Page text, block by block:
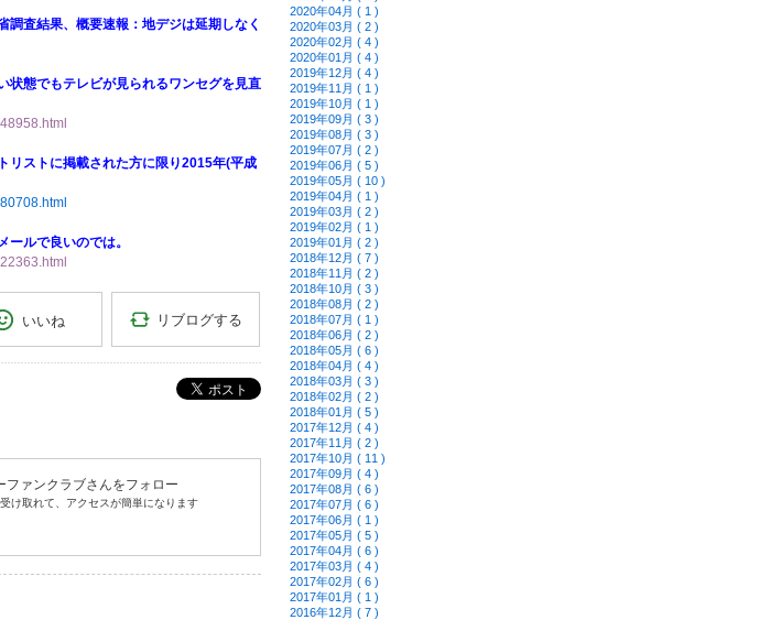
査結果、概要速報：地デジは延期しなく
状態でもテレビが見られるワンセグを見直
リストに掲載された方に限り2015年(平成
ールで良いのでは。
いいね リブログする
ポスト
ファンクラブさんをフォロー
け取れて、アクセスが簡単になります
2020年04月 ( 1 )
2020年03月 ( 2 )
2020年02月 ( 4 )
2020年01月 ( 4 )
2019年12月 ( 4 )
2019年11月 ( 1 )
2019年10月 ( 1 )
2019年09月 ( 3 )
2019年08月 ( 3 )
2019年07月 ( 2 )
2019年06月 ( 5 )
2019年05月 ( 10 )
2019年04月 ( 1 )
2019年03月 ( 2 )
2019年02月 ( 1 )
2019年01月 ( 2 )
2018年12月 ( 7 )
2018年11月 ( 2 )
2018年10月 ( 3 )
2018年08月 ( 2 )
2018年07月 ( 1 )
2018年06月 ( 2 )
2018年05月 ( 6 )
2018年04月 ( 4 )
2018年03月 ( 3 )
2018年02月 ( 2 )
2018年01月 ( 5 )
2017年12月 ( 4 )
2017年11月 ( 2 )
2017年10月 ( 11 )
2017年09月 ( 4 )
2017年08月 ( 6 )
2017年07月 ( 6 )
2017年06月 ( 1 )
2017年05月 ( 5 )
2017年04月 ( 6 )
2017年03月 ( 4 )
2017年02月 ( 6 )
2017年01月 ( 1 )
2016年12月 ( 7 )